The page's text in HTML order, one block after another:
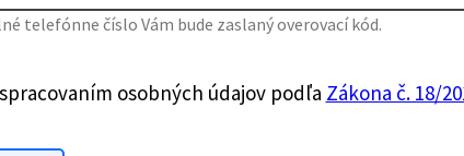
telefónne číslo Vám bude zaslaný overovací kód.
osobných údajov podľa Zákona č. 18/